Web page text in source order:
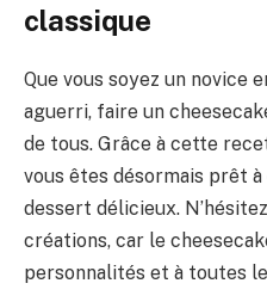
classique
Que vous soyez un novice
aguerri, faire un
de tous. Grâce à cette
vous êtes désormais prêt
dessert délicieux.
créations, car le
personnalités et à toutes